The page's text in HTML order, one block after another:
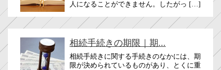
人になることができません。したがっ […]
相続手続きの期限｜期...
相続手続きに関する手続きのなかには、期
限が決められているものがあり、とくに重